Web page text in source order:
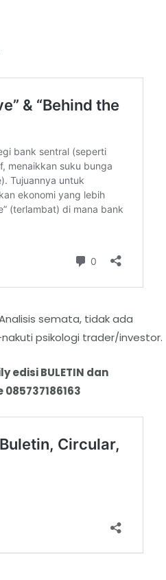
semata, tidak ada
psikologi trader/investor.
edisi BULETIN dan